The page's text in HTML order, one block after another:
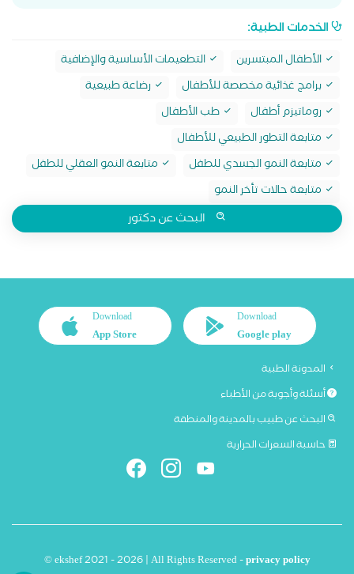
الخدمات الطبية:
الأطفال المبتسرين
التطعيمات الأساسية والإضافية
برامج غذائية مخصصة للأطفال
رضاعة طبيعية
روماتيزم أطفال
طب الأطفال
متابعة التطور الطبيعي للأطفال
متابعة النمو الجسدي للطفل
متابعة النمو العقلي للطفل
متابعة حالات تأخر النمو
البحث عن دكتور
Download
Google play
Download
App Store
المدونة الطبية
أسئلة وأجوبة من الأطباء
البحث عن طبيب بالمدينة والمنطقة
حاسبة السعرات الحرارية
© ekshef 2021 - 2026 | All Rights Reserved -privacy policy